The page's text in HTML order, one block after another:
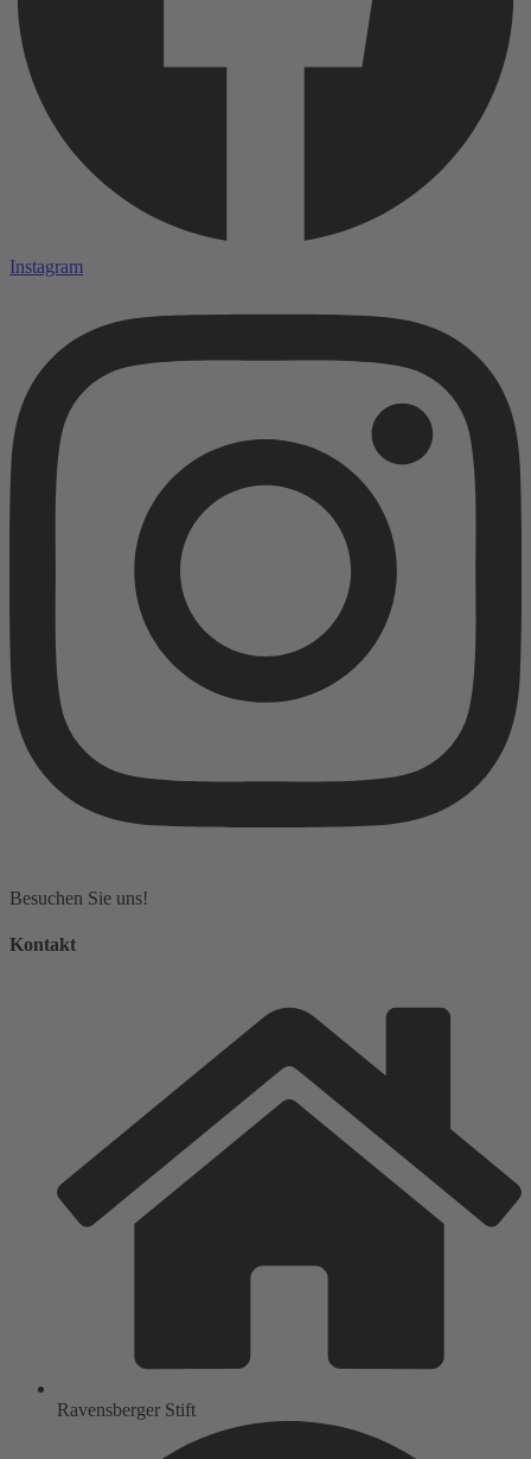
Instagram
Besuchen Sie uns!
Kontakt
Ravensberger Stift